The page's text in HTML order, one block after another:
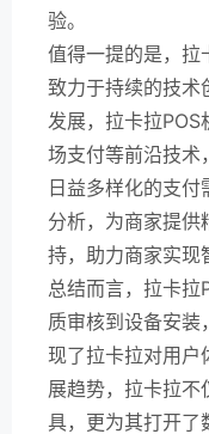
验。
值得一提的是，拉
致力于持续的技术
发展，拉卡拉
场支付等前沿技术
日益多样化的支
分析，为商家提供
持，助力商家实现
总结而言，拉卡拉
质审核到设备安装
现了拉卡拉对用户
展趋势，拉卡拉不
具，更为其打开了